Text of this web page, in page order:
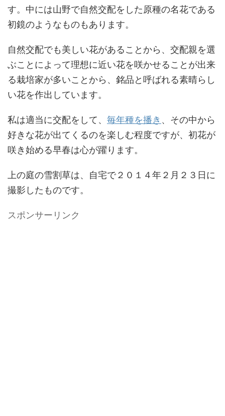
す。中には山野で自然交配をした原種の名花である
初鏡のようなものもあります。
自然交配でも美しい花があることから、交配親を選
ぶことによって理想に近い花を咲かせることが出来
る栽培家が多いことから、銘品と呼ばれる素晴らし
い花を作出しています。
私は適当に交配をして、 毎年種を播き 、その中から
好きな花が出てくるのを楽しむ程度ですが、初花が
咲き始める早春は心が躍ります。
上の庭の雪割草は、自宅で２０１４年２月２３日に
撮影したものです。
スポンサーリンク